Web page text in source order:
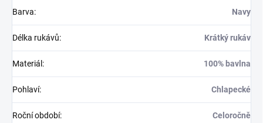
Barva: Navy
Délka rukávů: Krátký rukáv
Materiál : 100% bavlna
Pohlaví: Chlapecké
Roční období: Celoročně